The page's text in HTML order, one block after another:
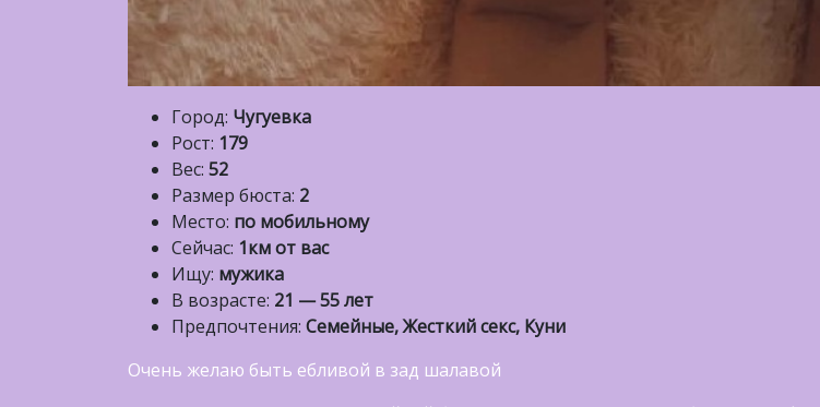
Город: Чугуевка
Рост: 179
Вес: 52
Размер бюста: 2
Место: по мобильному
Сейчас: 1км от вас
Ищу: мужика
В возрасте: 21 — 55 лет
Предпочтения: Семейные, Жесткий секс, Куни
Очень желаю быть ебливой в зад шалавой